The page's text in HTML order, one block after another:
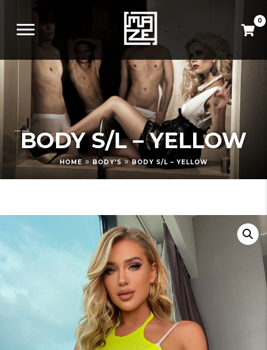
0
BODY S/L – YELLOW
HOME » BODY'S » BODY S/L – YELLOW